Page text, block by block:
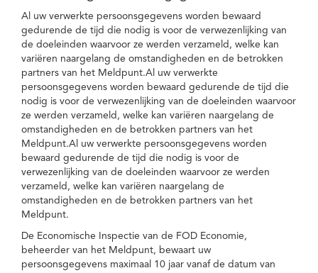
Al uw verwerkte persoonsgegevens worden bewaard
gedurende de tijd die nodig is voor de verwezenlijking van
de doeleinden waarvoor ze werden verzameld, welke kan
variëren naargelang de omstandigheden en de betrokken
partners van het Meldpunt.Al uw verwerkte
persoonsgegevens worden bewaard gedurende de tijd die
nodig is voor de verwezenlijking van de doeleinden waarvoor
ze werden verzameld, welke kan variëren naargelang de
omstandigheden en de betrokken partners van het
Meldpunt.Al uw verwerkte persoonsgegevens worden
bewaard gedurende de tijd die nodig is voor de
verwezenlijking van de doeleinden waarvoor ze werden
verzameld, welke kan variëren naargelang de
omstandigheden en de betrokken partners van het
Meldpunt.
De Economische Inspectie van de FOD Economie,
beheerder van het Meldpunt, bewaart uw
persoonsgegevens maximaal 10 jaar vanaf de datum van